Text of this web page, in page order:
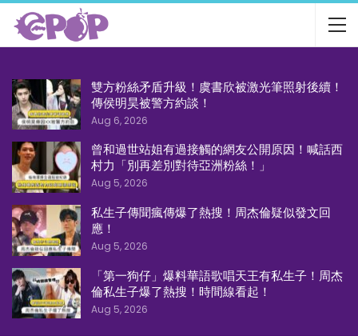
雙方粉絲矛盾升級！虞書欣被激光筆照射後續！
傳侯明昊被警方約談！
Aug 6, 2026
曾和過世站姐有過接觸的網友公開原因！喊話西
村力「別再差別對待亞洲粉絲！」
Aug 5, 2026
私生子傳聞瘋傳爆了熱搜！周杰倫疑似發文回
應！
Aug 5, 2026
「第一狗仔」爆料華語歌唱天王有私生子！周杰
倫私生子爆了熱搜！時間線看起！
Aug 5, 2026